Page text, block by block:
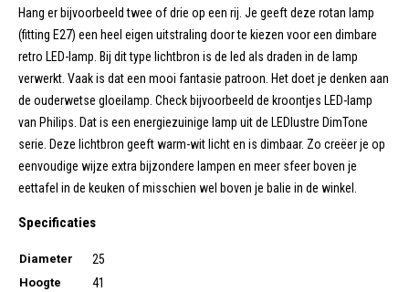
Hang er bijvoorbeeld twee of drie op een rij. Je geeft deze rotan lamp
(fitting E27) een heel eigen uitstraling door te kiezen voor een dimbare
retro LED-lamp. Bij dit type lichtbron is de led als draden in de lamp
verwerkt. Vaak is dat een mooi fantasie patroon. Het doet je denken aan
de ouderwetse gloeilamp. Check bijvoorbeeld de kroontjes LED-lamp
van Philips. Dat is een energiezuinige lamp uit de LEDlustre DimTone
serie. Deze lichtbron geeft warm-wit licht en is dimbaar. Zo creëer je op
eenvoudige wijze extra bijzondere lampen en meer sfeer boven je
eettafel in de keuken of misschien wel boven je balie in de winkel.
Specificaties
Diameter 25
Hoogte 41